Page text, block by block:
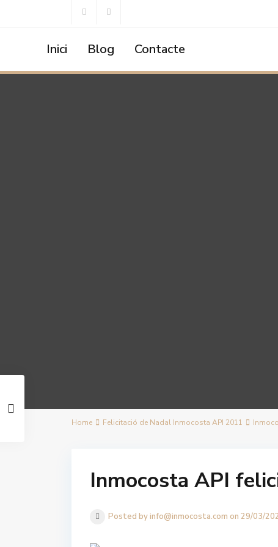
Inici Blog Contacte
Home Felicitació de Nadal Inmocosta API 2011
Inmocosta API
Posted by info@inmocosta.com on 29/03/